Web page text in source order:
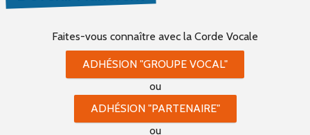
Faites-vous connaître avec la Corde Vocale
ADHÉSION "GROUPE VOCAL"
ou
ADHÉSION "PARTENAIRE"
ou